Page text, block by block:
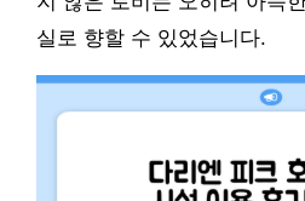
실로 향할 수 있었습니다.